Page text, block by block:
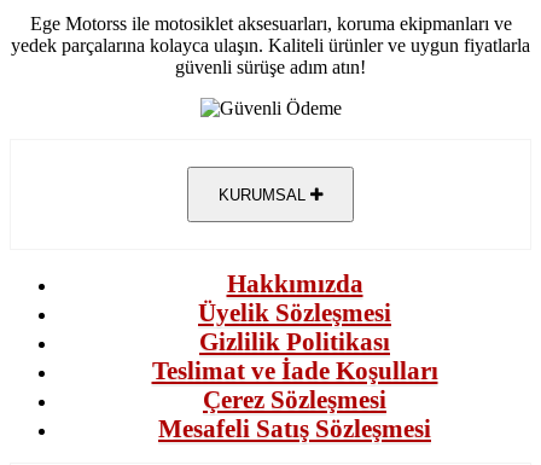
Ege Motorss ile motosiklet aksesuarları, koruma ekipmanları ve
yedek parçalarına kolayca ulaşın. Kaliteli ürünler ve uygun fiyatlarla
güvenli sürüşe adım atın!
KURUMSAL
Hakkımızda
Üyelik Sözleşmesi
Gizlilik Politikası
Teslimat ve İade Koşulları
Çerez Sözleşmesi
Mesafeli Satış Sözleşmesi